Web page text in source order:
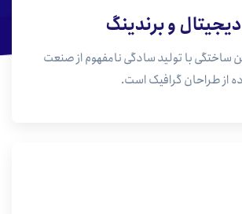
دیجیتال و برندینگ
ساختگی با تولید سادگی نامفهوم از صنعت
از طراحان گرافیک است.